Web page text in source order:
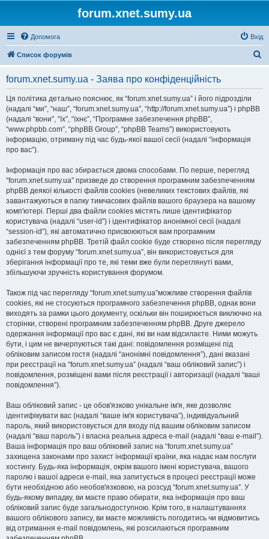
forum.xnet.sumy.ua
Допомога Вхід
Список форумів
forum.xnet.sumy.ua - Заява про конфіденційність
Ця політика детально пояснює, як “forum.xnet.sumy.ua” і його підрозділи
(надалі “ми”, “наш”, “forum.xnet.sumy.ua”, “http://forum.xnet.sumy.ua”) і phpBB
(надалі “вони”, “їх”, “їхнє”, “Програмне забезпечення phpBB”,
“www.phpbb.com”, “phpBB Group”, “phpBB Teams”) використовують
інформацію, отриману під час будь-якої вашої сесії (надалі “інформація
про вас”).
Інформація про вас збирається двома способами. По перше, перегляд
“forum.xnet.sumy.ua” призведе до створення програмним забезпеченням
phpBB деякої кількості файлів cookies (невеликих текстових файлів, які
завантажуються в папку тимчасових файлів вашого браузера на вашому
комп'ютері. Перші два файли cookies містять лише ідентифікатор
користувача (надалі “user-id”) і ідентифікатор анонімної сесії (надалі
“session-id”), які автоматично присвоюються вам програмним
забезпеченням phpBB. Третій файл cookie буде створено після перегляду
однієї з тем форуму “forum.xnet.sumy.ua”, він використовується для
зберігання інформації про те, які теми вже були переглянуті вами,
збільшуючи зручність користування форумом.
Також під час перегляду “forum.xnet.sumy.ua”можливе створення файлів
cookies, які не стосуються програмного забезпечення phpBB, однак вони
виходять за рамки цього документу, оскільки він поширюється виключно на
сторінки, створені програмним забезпеченням phpBB. Друге джерело
одержання інформації про вас є дані, які ви нам відсилаєте. Ними можуть
бути, і цим не вичерпуються такі дані: повідомлення розміщені під
обліковим записом гостя (надалі “анонімні повідомлення”), дані вказані
при реєстрації на “forum.xnet.sumy.ua” (надалі “ваш обліковий запис”) і
повідомлення, розміщені вами після реєстрації і авторизації (надалі “ваші
повідомлення”).
Ваш обліковий запис - це обов'язково унікальне ім'я, яке дозволяє
ідентифікувати вас (надалі “ваше ім'я користувача”), індивідуальний
пароль, який використовується для входу під вашим обліковим записом
(надалі “ваш пароль”) і власна реальна адреса e-mail (надалі “ваш e-mail”).
Ваша інформація про ваш обліковий запис на “forum.xnet.sumy.ua”
захищена законами про захист інформації країни, яка надає нам послуги
хостингу. Будь-яка інформація, окрім вашого імені користувача, вашого
паролю і вашої адреси e-mail, яка запитується в процесі реєстрації може
бути необхідною або необов'язковою, на розсуд “forum.xnet.sumy.ua”. У
будь-якому випадку, ви маєте право обирати, яка інформація про ваш
обліковий запис буде загальнодоступною. Крім того, в налаштуваннях
вашого облікового запису, ви маєте можливість погодитись чи відмовитись
від отримання e-mail повідомлень, які розсилаються програмним